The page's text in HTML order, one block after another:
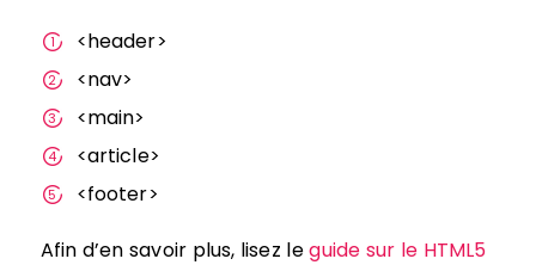
<header>
<nav>
<main>
<article>
<footer>
Afin d’en savoir plus, lisez leguide sur le HTML5